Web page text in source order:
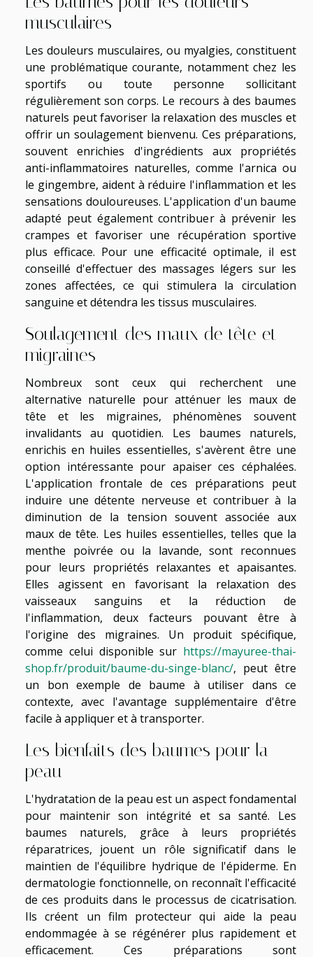
musculaires
Les douleurs musculaires, ou myalgies, constituent
une problématique courante, notamment chez les
sportifs ou toute personne sollicitant
régulièrement son corps. Le recours à des baumes
naturels peut favoriser la relaxation des muscles et
offrir un soulagement bienvenu. Ces préparations,
souvent enrichies d'ingrédients aux propriétés
anti-inflammatoires naturelles, comme l'arnica ou
le gingembre, aident à réduire l'inflammation et les
sensations douloureuses. L'application d'un baume
adapté peut également contribuer à prévenir les
crampes et favoriser une récupération sportive
plus efficace. Pour une efficacité optimale, il est
conseillé d'effectuer des massages légers sur les
zones affectées, ce qui stimulera la circulation
sanguine et détendra les tissus musculaires.
Soulagement des maux de tête et
migraines
Nombreux sont ceux qui recherchent une
alternative naturelle pour atténuer les maux de
tête et les migraines, phénomènes souvent
invalidants au quotidien. Les baumes naturels,
enrichis en huiles essentielles, s'avèrent être une
option intéressante pour apaiser ces céphalées.
L'application frontale de ces préparations peut
induire une détente nerveuse et contribuer à la
diminution de la tension souvent associée aux
maux de tête. Les huiles essentielles, telles que la
menthe poivrée ou la lavande, sont reconnues
pour leurs propriétés relaxantes et apaisantes.
Elles agissent en favorisant la relaxation des
vaisseaux sanguins et la réduction de
l'inflammation, deux facteurs pouvant être à
l'origine des migraines. Un produit spécifique,
comme celui disponible sur https://mayuree-thai-
shop.fr/produit/baume-du-singe-blanc/, peut être
un bon exemple de baume à utiliser dans ce
contexte, avec l'avantage supplémentaire d'être
facile à appliquer et à transporter.
Les bienfaits des baumes pour la
peau
L'hydratation de la peau est un aspect fondamental
pour maintenir son intégrité et sa santé. Les
baumes naturels, grâce à leurs propriétés
réparatrices, jouent un rôle significatif dans le
maintien de l'équilibre hydrique de l'épiderme. En
dermatologie fonctionnelle, on reconnaît l'efficacité
de ces produits dans le processus de cicatrisation.
Ils créent un film protecteur qui aide la peau
endommagée à se régénérer plus rapidement et
efficacement. Ces préparations sont